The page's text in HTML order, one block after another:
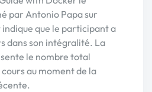
par Antonio Papa sur
que le participant a
dans son intégralité. La
le nombre total
au moment de la